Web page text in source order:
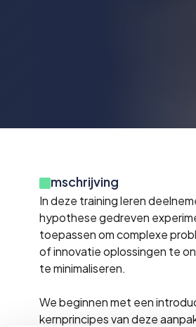
Omschrijving
In deze training leren
hypothese gedreven
toepassen om complexe
of innovatie oplossingen te
te minimaliseren.
We beginnen met een
kernprincipes van deze